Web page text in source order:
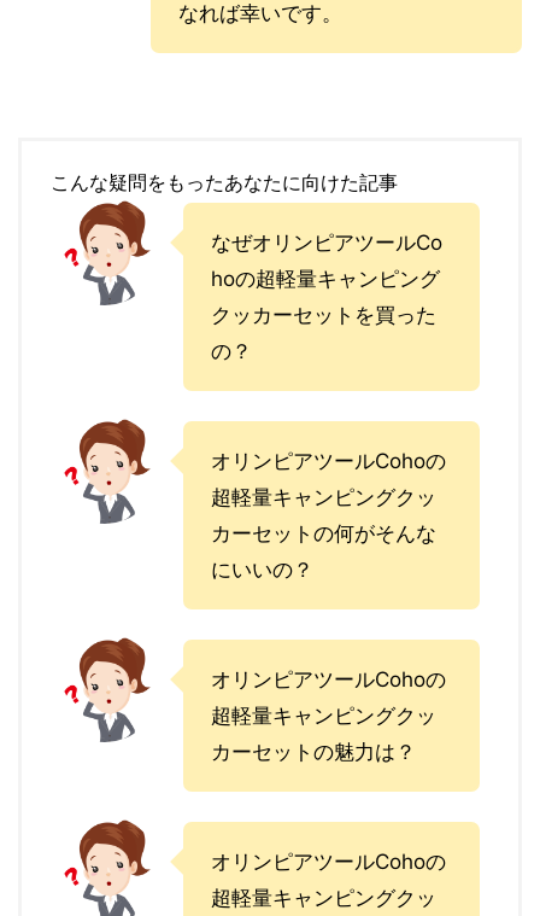
なれば幸いです。
こんな疑問をもったあなたに向けた記事
なぜオリンピアツールCo
hoの超軽量キャンピング
クッカーセットを買った
の？
オリンピアツールCohoの
超軽量キャンピングクッ
カーセットの何がそんな
にいいの？
オリンピアツールCohoの
超軽量キャンピングクッ
カーセットの魅力は？
オリンピアツールCohoの
超軽量キャンピングクッ